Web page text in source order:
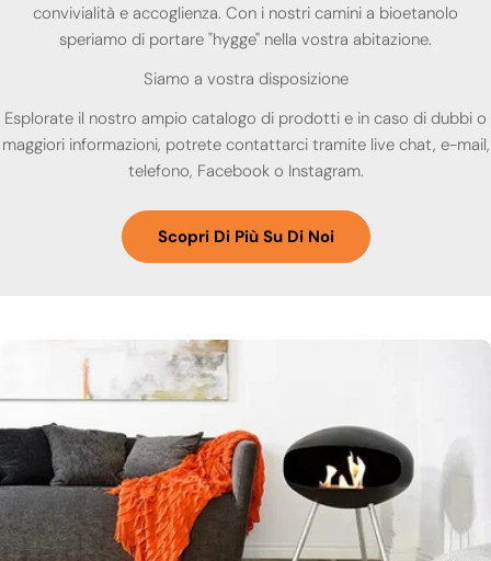
convivialità e accoglienza. Con i nostri camini a bioetanolo
speriamo di portare "hygge" nella vostra abitazione.
Siamo a vostra disposizione
Esplorate il nostro ampio catalogo di prodotti e in caso di dubbi o
maggiori informazioni, potrete contattarci tramite live chat, e-mail,
telefono, Facebook o Instagram.
Scopri Di Più Su Di Noi